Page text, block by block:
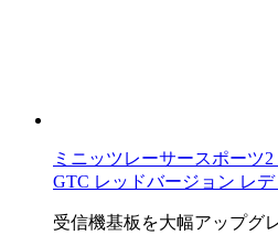
ミニッツレーサースポーツ
GTC レッドバージョン レデ
受信機基板を大幅アップグ